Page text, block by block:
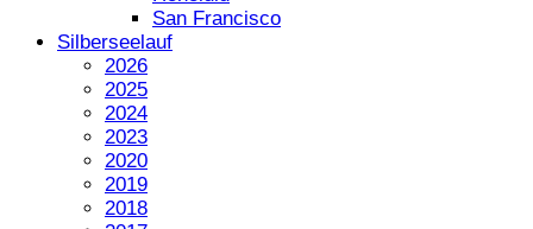
San Francisco
Silberseelauf
2026
2025
2024
2023
2020
2019
2018